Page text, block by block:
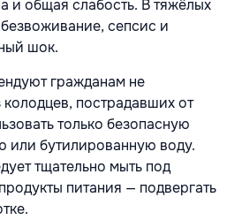
и общая слабость. В тяжёлых
сепсис и
шок.
гражданам не
колодцев, пострадавших от
только безопасную
или бутилированную воду.
тщательно мыть под
питания — подвергать